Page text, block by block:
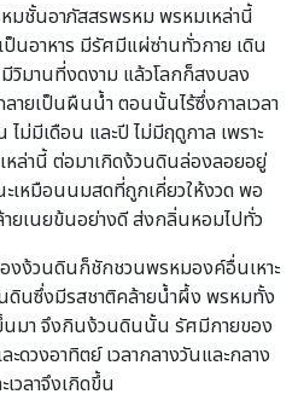
มชั้นอาภัสสรพรหม พรหมเหล่านี้
นอาหาร มีรัศมีแผ่ซ่านทั่วกาย เดิน
มีวิมานที่งดงาม แล้วโลกก็สงบลง
ยเป็นผืนน้ำ ตอนนั้นไร้ซึ่งกาลเวลา
ม่มีเดือน และปี ไม่มีฤดูกาล เพราะ
ล่านี้ ต่อมาเกิดง้วนดินล่องลอยอยู่
หมือนนมสดที่ถูกเคี่ยวให้งวด พอ
เนยข้นอย่างดี ส่งกลิ่นหอมไปทั่ว
ง้วนดินก็ชักชวนพรหมองค์อื่นเหาะ
ดินซึ่งมีรสชาติคล้ายน้ำผึ้ง พรหมทั้ง
ขึ้นมา จึงกินง้วนดินนั้น รัศมีกายของ
ดวงอาทิตย์ เวลากลางวันและกลาง
วลาจึงเกิดขึ้น